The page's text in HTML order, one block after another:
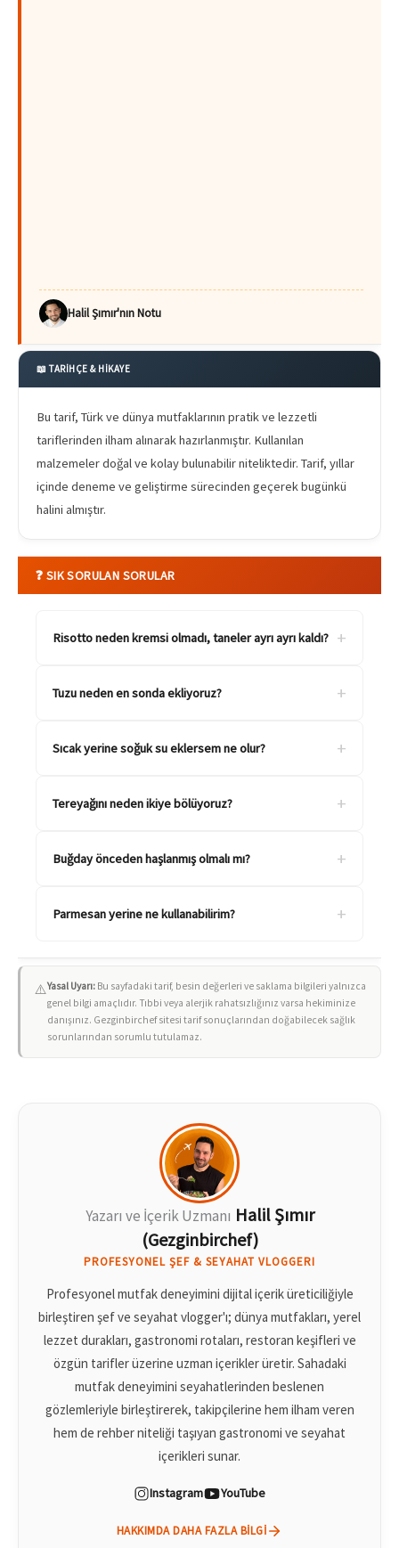
Halil Şımır'nın Notu
📖 TARİHÇE & HİKAYE
Bu tarif, Türk ve dünya mutfaklarının pratik ve lezzetli
tariflerinden ilham alınarak hazırlanmıştır. Kullanılan
malzemeler doğal ve kolay bulunabilir niteliktedir. Tarif, yıllar
içinde deneme ve geliştirme sürecinden geçerek bugünkü
halini almıştır.
❓ SIK SORULAN SORULAR
Risotto neden kremsi olmadı, taneler ayrı ayrı kaldı? +
Tuzu neden en sonda ekliyoruz? +
Sıcak yerine soğuk su eklersem ne olur? +
Tereyağını neden ikiye bölüyoruz? +
Buğday önceden haşlanmış olmalı mı? +
Parmesan yerine ne kullanabilirim? +
⚠️Yasal Uyarı: Bu sayfadaki tarif, besin değerleri ve saklama bilgileri yalnızca
genel bilgi amaçlıdır. Tıbbi veya alerjik rahatsızlığınız varsa hekiminize
danışınız. Gezginbirchef sitesi tarif sonuçlarından doğabilecek sağlık
sorunlarından sorumlu tutulamaz.
Yazarı ve İçerik Uzmanı Halil Şımır
(Gezginbirchef)
PROFESYONEL ŞEF & SEYAHAT VLOGGERI
Profesyonel mutfak deneyimini dijital içerik üreticiliğiyle
birleştiren şef ve seyahat vlogger'ı; dünya mutfakları, yerel
lezzet durakları, gastronomi rotaları, restoran keşifleri ve
özgün tarifler üzerine uzman içerikler üretir. Sahadaki
mutfak deneyimini seyahatlerinden beslenen
gözlemleriyle birleştirerek, takipçilerine hem ilham veren
hem de rehber niteliği taşıyan gastronomi ve seyahat
içerikleri sunar.
Instagram YouTube
HAKKIMDA DAHA FAZLA BILGI